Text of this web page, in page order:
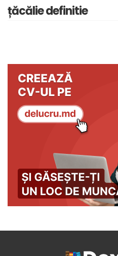
țăcălie definitie